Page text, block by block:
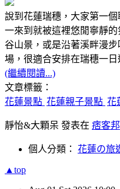
說到花蓮瑞穗，大家第一
一來到就被這裡悠閒寧靜
谷山景，或是沿著溪畔漫
場，很適合安排在瑞穗一
(繼續閱讀...)
文章標籤：
花蓮景點 花蓮親子景點 花
靜怡&大顆呆 發表在 痞客邦
個人分類： 花蓮の旅
▲top